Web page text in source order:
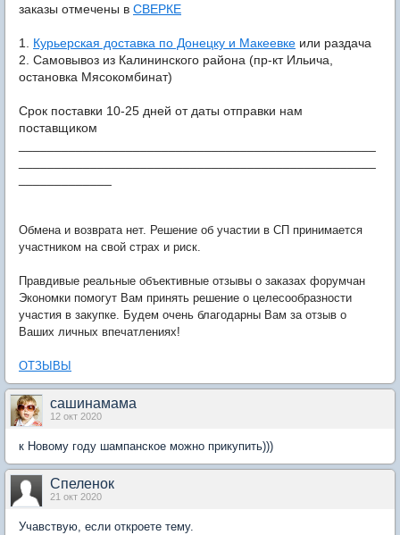
заказы отмечены в СВЕРКЕ
1. Курьерская доставка по Донецку и Макеевке или раздача
2. Самовывоз из Калининского района (пр-кт Ильича,
остановка Мясокомбинат)
Срок поставки 10-25 дней от даты отправки нам
поставщиком
Обмена и возврата нет. Решение об участии в СП принимается
участником на свой страх и риск.
Правдивые реальные объективные отзывы о заказах форумчан
Экономки помогут Вам принять решение о целесообразности
участия в закупке. Будем очень благодарны Вам за отзыв о
Ваших личных впечатлениях!
ОТЗЫВЫ
сашинамама
12 окт 2020
к Новому году шампанское можно прикупить)))
Спеленок
21 окт 2020
Учавствую, если откроете тему.